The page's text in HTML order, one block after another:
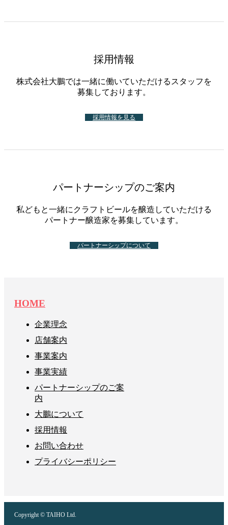
採用情報
株式会社大鵬では一緒に働いていただけるスタッフを
募集しております。
採用情報を見る
パートナーシップのご案内
私どもと一緒にクラフトビールを醸造していただける
パートナー醸造家を募集しています。
パートナーシップについて
HOME
企業理念
店舗案内
事業案内
事業実績
パートナーシップのご案
内
大鵬について
採用情報
お問い合わせ
プライバシーポリシー
Copyright © TAIHO Ltd.